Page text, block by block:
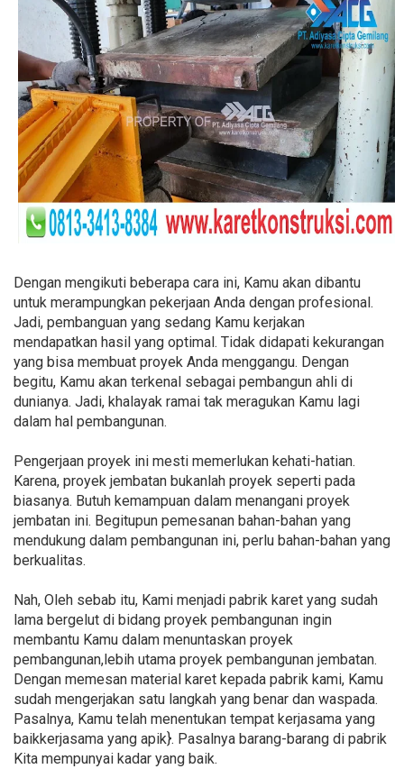
Dengan mengikuti beberapa cara ini, Kamu akan dibantu
untuk merampungkan pekerjaan Anda dengan profesional.
Jadi, pembanguan yang sedang Kamu kerjakan
mendapatkan hasil yang optimal. Tidak didapati kekurangan
yang bisa membuat proyek Anda menggangu. Dengan
begitu, Kamu akan terkenal sebagai pembangun ahli di
dunianya. Jadi, khalayak ramai tak meragukan Kamu lagi
dalam hal pembangunan.
Pengerjaan proyek ini mesti memerlukan kehati-hatian.
Karena, proyek jembatan bukanlah proyek seperti pada
biasanya. Butuh kemampuan dalam menangani proyek
jembatan ini. Begitupun pemesanan bahan-bahan yang
mendukung dalam pembangunan ini, perlu bahan-bahan yang
berkualitas.
Nah, Oleh sebab itu, Kami menjadi pabrik karet yang sudah
lama bergelut di bidang proyek pembangunan ingin
membantu Kamu dalam menuntaskan proyek
pembangunan,lebih utama proyek pembangunan jembatan.
Dengan memesan material karet kepada pabrik kami, Kamu
sudah mengerjakan satu langkah yang benar dan waspada.
Pasalnya, Kamu telah menentukan tempat kerjasama yang
baikkerjasama yang apik}. Pasalnya barang-barang di pabrik
Kita mempunyai kadar yang baik.